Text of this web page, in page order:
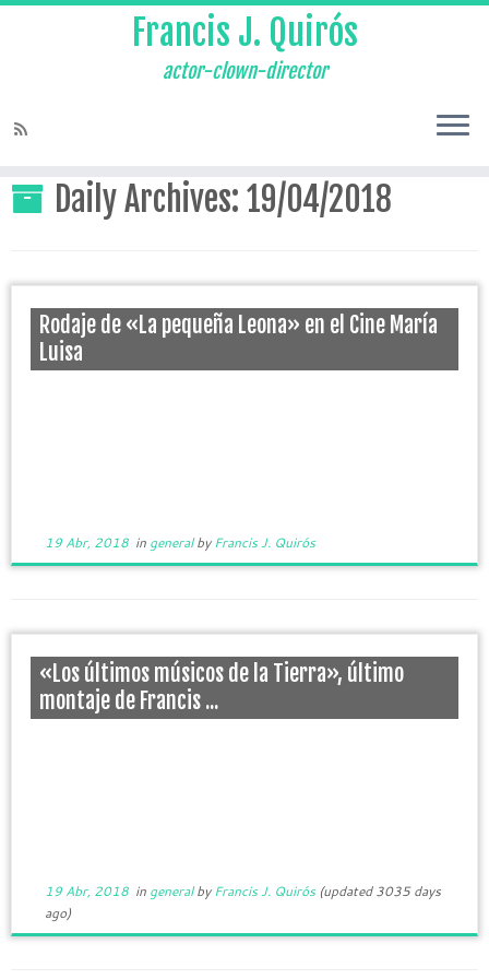
Francis J. Quirós
actor-clown-director
Daily Archives: 19/04/2018
Rodaje de «La pequeña Leona» en el Cine María
Luisa
19 Abr, 2018in generalbyFrancis J. Quirós
«Los últimos músicos de la Tierra», último
montaje de Francis ...
19 Abr, 2018in generalbyFrancis J. Quirós(updated 3035 days
ago)